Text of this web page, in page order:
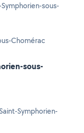
sous-
Chomérac
sous-
Symphorien-